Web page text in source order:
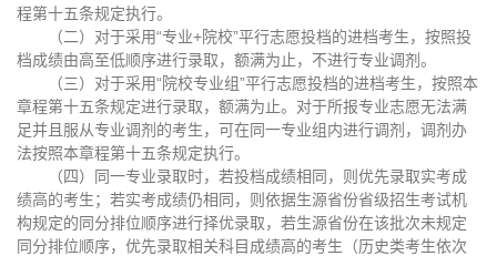
程第十五条规定执行。
（二）对于采用“专业+院校”平行志愿投档的进档考生，按照投
档成绩由高至低顺序进行录取，额满为止，不进行专业调剂。
（三）对于采用“院校专业组”平行志愿投档的进档考生，按照本
章程第十五条规定进行录取，额满为止。对于所报专业志愿无法满
足并且服从专业调剂的考生，可在同一专业组内进行调剂，调剂办
法按照本章程第十五条规定执行。
（四）同一专业录取时，若投档成绩相同，则优先录取实考成
绩高的考生；若实考成绩仍相同，则依据生源省份省级招生考试机
构规定的同分排位顺序进行择优录取，若生源省份在该批次未规定
同分排位顺序，优先录取相关科目成绩高的考生（历史类考生依次